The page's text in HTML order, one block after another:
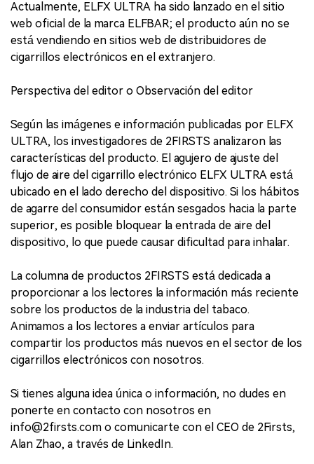
Actualmente, ELFX ULTRA ha sido lanzado en el sitio
web oficial de la marca ELFBAR; el producto aún no se
está vendiendo en sitios web de distribuidores de
cigarrillos electrónicos en el extranjero.
Perspectiva del editor o Observación del editor
Según las imágenes e información publicadas por ELFX
ULTRA, los investigadores de 2FIRSTS analizaron las
características del producto. El agujero de ajuste del
flujo de aire del cigarrillo electrónico ELFX ULTRA está
ubicado en el lado derecho del dispositivo. Si los hábitos
de agarre del consumidor están sesgados hacia la parte
superior, es posible bloquear la entrada de aire del
dispositivo, lo que puede causar dificultad para inhalar.
La columna de productos 2FIRSTS está dedicada a
proporcionar a los lectores la información más reciente
sobre los productos de la industria del tabaco.
Animamos a los lectores a enviar artículos para
compartir los productos más nuevos en el sector de los
cigarrillos electrónicos con nosotros.
Si tienes alguna idea única o información, no dudes en
ponerte en contacto con nosotros en
info@2firsts.com o comunicarte con el CEO de 2Firsts,
Alan Zhao, a través de LinkedIn.